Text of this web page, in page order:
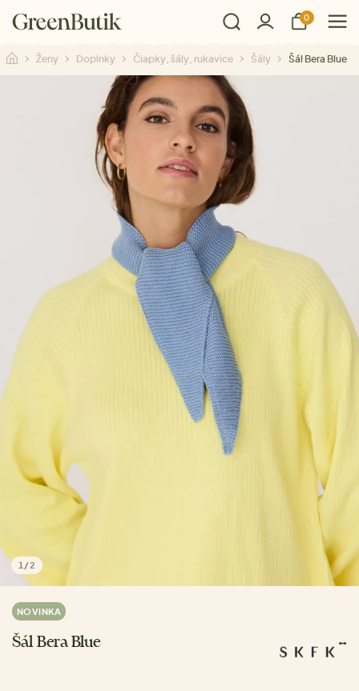
0
Ženy Doplnky Čiapky, šály, rukavice Šály Šál Bera Blue
1 /2
NOVINKA
Šál Bera Blue